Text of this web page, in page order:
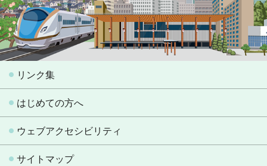
リンク集
はじめての方へ
ウェブアクセシビリティ
サイトマップ